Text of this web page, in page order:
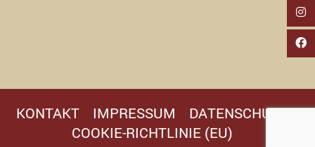
KONTAKT IMPRESSUM
DATENSCHUTZ
COOKIE-RICHTLINIE (EU)